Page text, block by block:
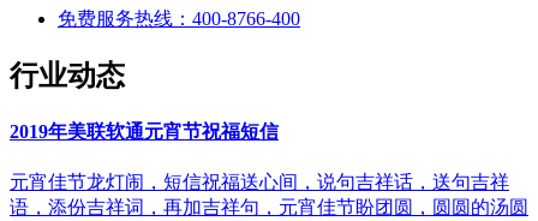
免费服务热线：400-8766-400
行业动态
2019年美联软通元宵节祝福短信
元宵佳节龙灯闹，短信祝福送心间，说句吉祥话，送句吉祥
语，添份吉祥词，再加吉祥句，元宵佳节盼团圆，圆圆的汤圆